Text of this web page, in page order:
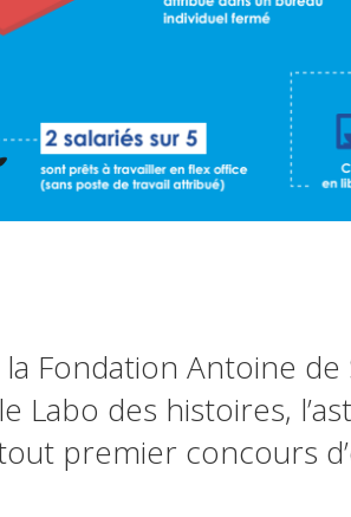
Fondation Antoine
Labo des histoires,
premier concours